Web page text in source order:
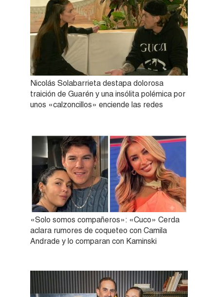
Nicolás Solabarrieta destapa dolorosa
traición de Guarén y una insólita polémica por
unos «calzoncillos» enciende las redes
«Solo somos compañeros»: «Cuco» Cerda
aclara rumores de coqueteo con Camila
Andrade y lo comparan con Kaminski